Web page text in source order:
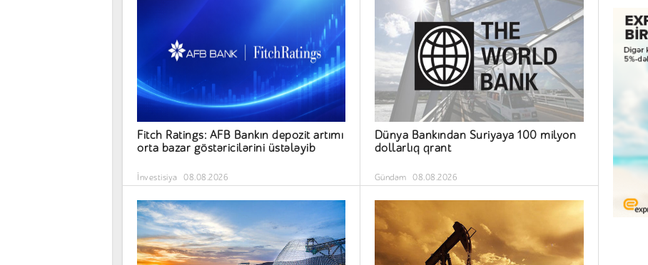
Fitch Ratings: AFB Bankın depozit artımı
orta bazar göstəricilərini üstələyib
İnvestisiya 08.08.2026
Dünya Bankından Suriyaya 100 milyon
dollarlıq qrant
Gündəm 08.08.2026